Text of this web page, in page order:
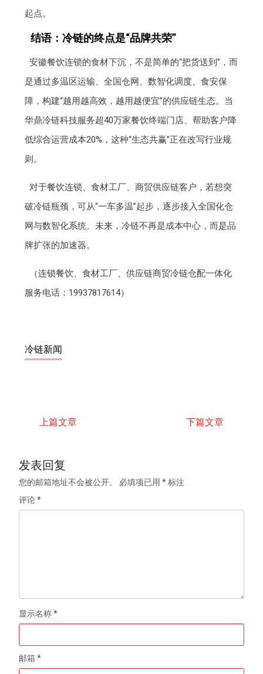
起点。
结语：冷链的终点是“品牌共荣”
安徽餐饮连锁的食材下沉，不是简单的“把货送到”，而
是通过多温区运输、全国仓网、数智化调度、食安保
障，构建“越用越高效，越用越便宜”的供应链生态。当
华鼎冷链科技服务超40万家餐饮终端门店、帮助客户降
低综合运营成本20%，这种“生态共赢”正在改写行业规
则。
对于餐饮连锁、食材工厂、商贸供应链客户，若想突
破冷链瓶颈，可从“一车多温”起步，逐步接入全国化仓
网与数智化系统。未来，冷链不再是成本中心，而是品
牌扩张的加速器。
（连锁餐饮、食材工厂、供应链商贸冷链仓配一体化
服务电话：19937817614）
冷链新闻
上篇文章 下篇文章
发表回复
您的邮箱地址不会被公开。 必填项已用*标注
评论*
显示名称*
邮箱*